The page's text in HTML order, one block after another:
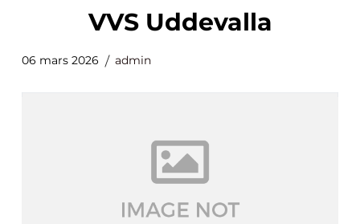
VVS Uddevalla
06 mars 2026 admin